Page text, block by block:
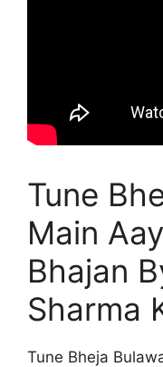
Tune
Main
Bhajan
Sharma
Tune Bheja